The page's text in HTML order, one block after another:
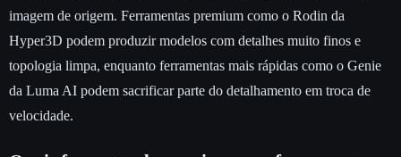
imagem de origem. Ferramentas premium como o Rodin da
Hyper3D podem produzir modelos com detalhes muito finos e
topologia limpa, enquanto ferramentas mais rápidas como o Genie
da Luma AI podem sacrificar parte do detalhamento em troca de
velocidade.